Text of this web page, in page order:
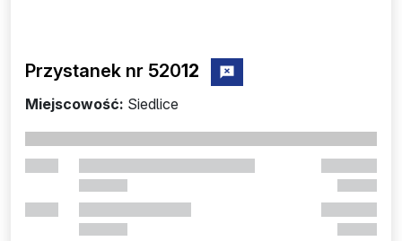
Przystanek nr 52012 zgłoś przystanek nr 52012
Miejscowość: Siedlice